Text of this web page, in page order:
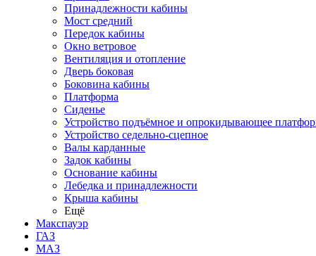
Принадлежности кабины
Мост средний
Передок кабины
Окно ветровое
Вентиляция и отопление
Дверь боковая
Боковина кабины
Платформа
Сиденье
Устройство подъёмное и опрокидывающее
Устройство седельно-сцепное
Валы карданные
Задок кабины
Основание кабины
Лебедка и принадлежности
Крыша кабины
Ещё
Макспауэр
ГАЗ
МАЗ